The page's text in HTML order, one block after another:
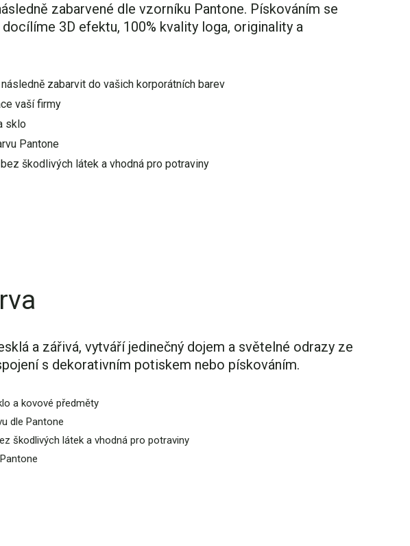
zabarvené dle vzorníku Pantone. Pískováním se
3D efektu, 100% kvality loga, originality a
zabarvit do vašich korporátních barev
vaší firmy
sklo
Pantone
škodlivých látek a vhodná pro potraviny
a zářivá, vytváří jedinečný dojem a světelné odrazy ze
s dekorativním potiskem nebo pískováním.
a kovové předměty
dle Pantone
škodlivých látek a vhodná pro potraviny